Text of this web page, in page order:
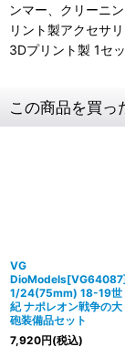
ンマー、クリーニ
リント製アクセサ
3Dプリント製 1セ
この商品を買っ
VG
1/24(75mm) 18-19世
紀 ナポレオン戦争の大
砲装備品セット
7,920円(税込)